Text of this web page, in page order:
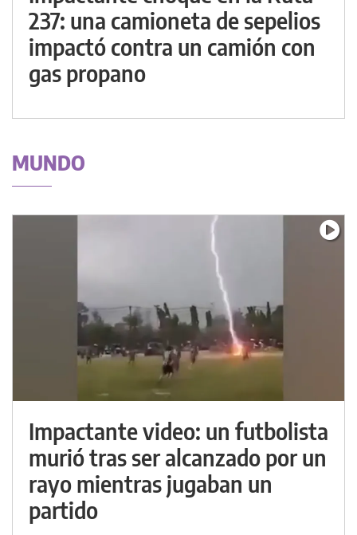
237: una camioneta de sepelios
impactó contra un camión con
gas propano
MUNDO
Impactante video: un futbolista
murió tras ser alcanzado por un
rayo mientras jugaban un
partido